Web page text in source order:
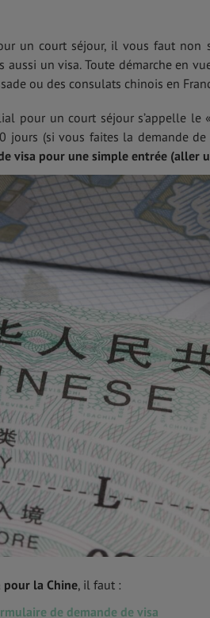
un court séjour, il vous faut non
un visa. Toute démarche en
ou des consulats chinois en
pour un court séjour s’appelle
jours (si vous faites la demande
visa pour une simple entrée (aller
pour la Chine, il faut :
de demande de visa